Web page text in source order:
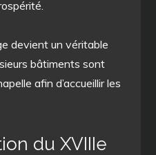
devient un véritable
bâtiments sont
afin d’accueillir les
du XVIIIe